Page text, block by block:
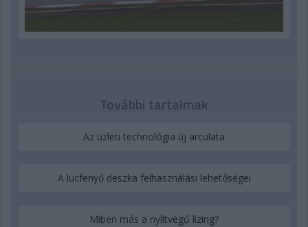
További tartalmak
Az üzleti technológia új arculata
A lucfenyő deszka felhasználási lehetőségei
Miben más a nyíltvégű lízing?